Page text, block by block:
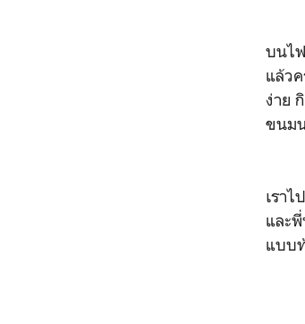
บนไ
แล้ว
ง่าย
ขนม
เรา
และ
แบบ